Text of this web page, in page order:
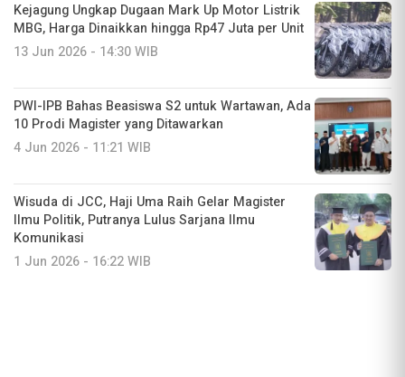
Kejagung Ungkap Dugaan Mark Up Motor Listrik
MBG, Harga Dinaikkan hingga Rp47 Juta per Unit
13 Jun 2026 - 14:30 WIB
PWI-IPB Bahas Beasiswa S2 untuk Wartawan, Ada
10 Prodi Magister yang Ditawarkan
4 Jun 2026 - 11:21 WIB
Wisuda di JCC, Haji Uma Raih Gelar Magister
Ilmu Politik, Putranya Lulus Sarjana Ilmu
Komunikasi
1 Jun 2026 - 16:22 WIB